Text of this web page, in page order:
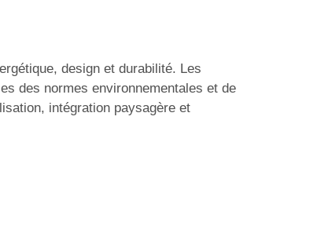
design et durabilité. Les
des normes environnementales et de
intégration paysagère et